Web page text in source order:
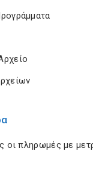
οι πληρωμές με